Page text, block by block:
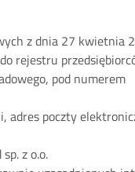
z dnia 27 kwietnia
rejestru
pod numerem
adres poczty
z o.o.